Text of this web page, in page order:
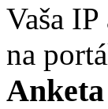
Vaša IP
na
Anketa